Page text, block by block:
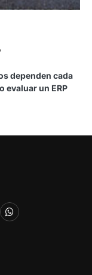
dependen cada
evaluar un ERP